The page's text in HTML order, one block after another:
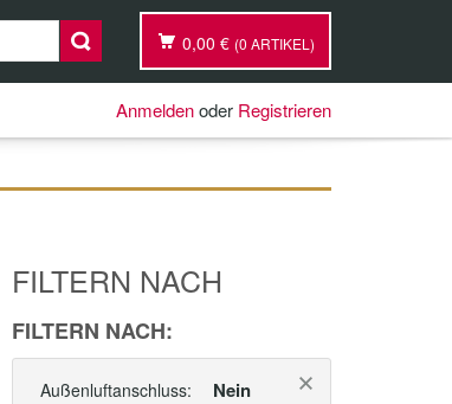
0,00 € (0 ARTIKEL)
Anmeldenoder Registrieren
FILTERN NACH
FILTERN NACH:
Außenluftanschluss: Nein